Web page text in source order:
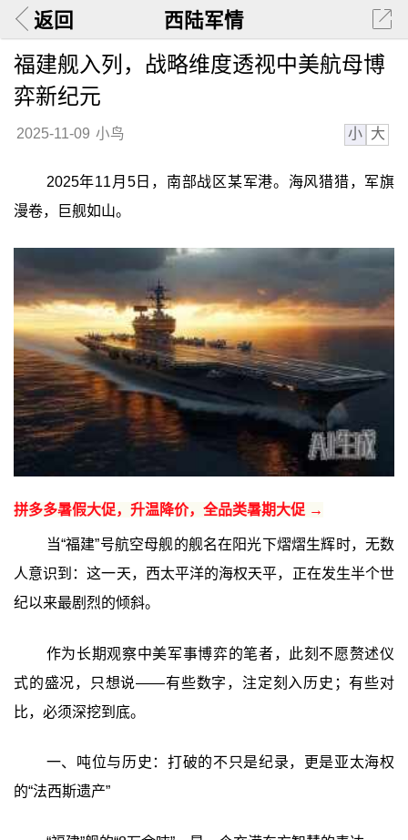
返回 西陆军情
福建舰入列，战略维度透视中美航母博
弈新纪元
2025-11-09 小鸟 小 大
2025年11月5日，南部战区某军港。海风猎猎，军旗
漫卷，巨舰如山。
拼多多暑假大促，升温降价，全品类暑期大促 →
当“福建”号航空母舰的舰名在阳光下熠熠生辉时，无数
人意识到：这一天，西太平洋的海权天平，正在发生半个世
纪以来最剧烈的倾斜。
作为长期观察中美军事博弈的笔者，此刻不愿赘述仪
式的盛况，只想说——有些数字，注定刻入历史；有些对
比，必须深挖到底。
一、吨位与历史：打破的不只是纪录，更是亚太海权
的“法西斯遗产”